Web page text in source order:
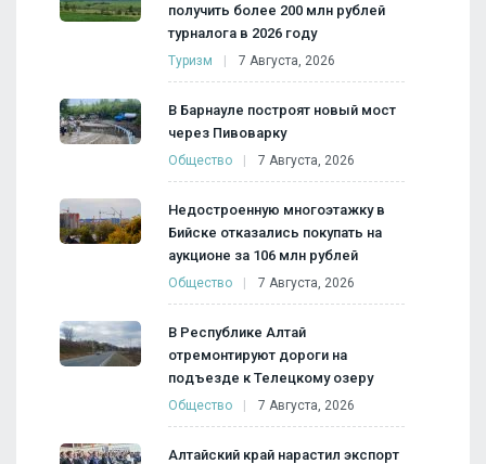
получить более 200 млн рублей
турналога в 2026 году
Туризм 7 Августа, 2026
В Барнауле построят новый мост
через Пивоварку
Общество 7 Августа, 2026
Недостроенную многоэтажку в
Бийске отказались покупать на
аукционе за 106 млн рублей
Общество 7 Августа, 2026
В Республике Алтай
отремонтируют дороги на
подъезде к Телецкому озеру
Общество 7 Августа, 2026
Алтайский край нарастил экспорт